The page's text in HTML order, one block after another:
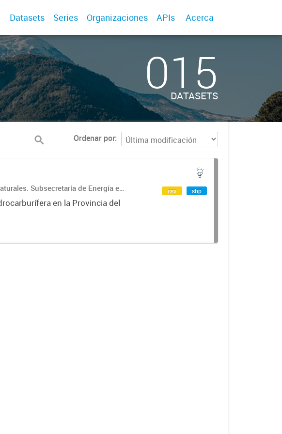
Datasets Series Organizaciones APIs Acerca
015
DATASETS
Ordenar por
Subsecretaría de Energía e
en la Provincia del
csv shp